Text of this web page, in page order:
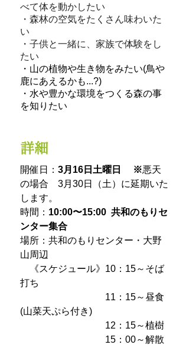
べて体を動かしたい
・森林の空気をたくさん味わいた
い
​・子供と一緒に、家族で体験をし
たい
・山の植物や生き物をみたい(鳥や
鹿にあえるかも...?)
・水や豊かな環境をつくる森の事
を知りたい
詳細
開催日 ： 3月16日土曜日 ※悪天
の場合 3月30日（土）に延期いた
します。
時間： 10:00〜15:00 共和のもりセ
ンター集合
場所：共和のもりセンター・大野
山周辺
《スケジュール》10：15～そば
打ち
11：15～昼食
(山菜天ぷら付き)
12：15～植樹
15：00～解散